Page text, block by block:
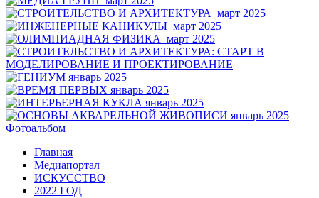
Фотоальбом
Главная
Медиапортал
ИСКУССТВО
2022 ГОД